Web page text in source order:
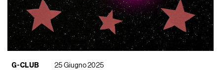
G-CLUB
25 Giugno 2025